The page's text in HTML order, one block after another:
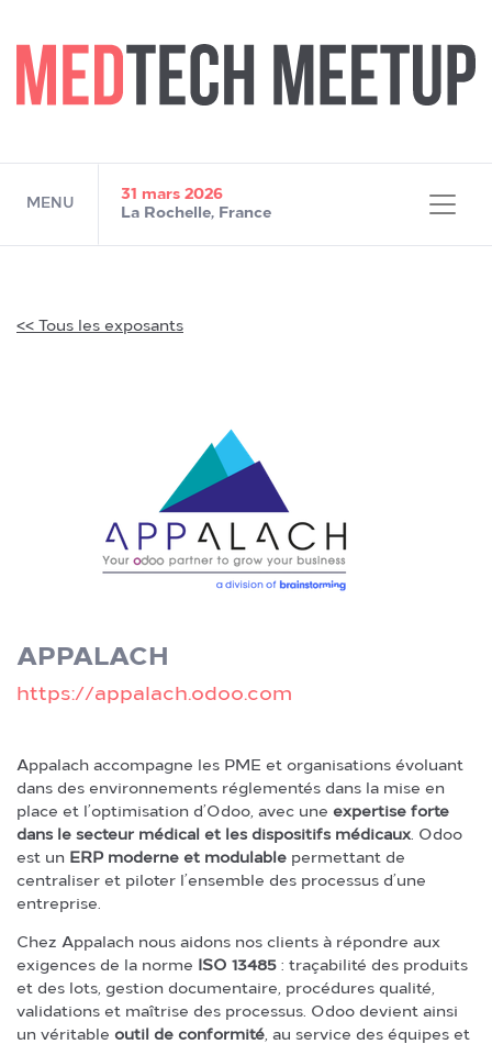
MEDTECH MEETUP
MENU
31 mars 2026
La Rochelle, France
<< Tous les exposants
APPALACH
https://appalach.odoo.com
Appalach accompagne les PME et organisations évoluant
dans des environnements réglementés dans la mise en
place et l’optimisation d’Odoo, avec une expertise forte
dans le secteur médical et les dispositifs médicaux. Odoo
est un ERP moderne et modulable permettant de
centraliser et piloter l’ensemble des processus d’une
entreprise.
Chez Appalach nous aidons nos clients à répondre aux
exigences de la norme
ISO 13485 : traçabilité des produits
et des lots, gestion documentaire, procédures qualité,
validations et maîtrise des processus. Odoo devient ainsi
un véritable outil de conformité, au service des équipes et